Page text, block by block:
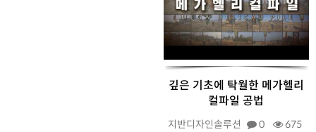
깊은 기초에 탁월한 메가헬리
컬파일 공법
지반디자인솔루션 0 675